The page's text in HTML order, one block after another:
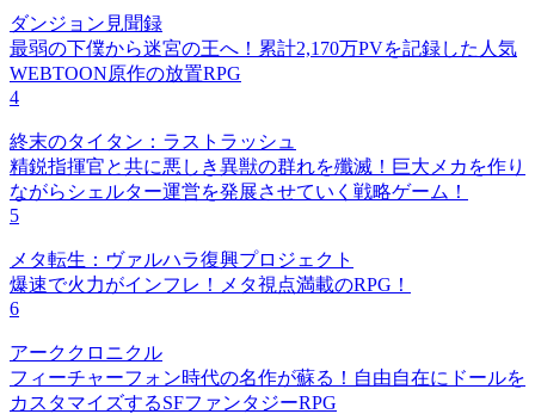
ダンジョン見聞録
最弱の下僕から迷宮の王へ！累計2,170万PVを記録した人気
WEBTOON原作の放置RPG
4
終末のタイタン：ラストラッシュ
精鋭指揮官と共に悪しき異獣の群れを殲滅！巨大メカを作り
ながらシェルター運営を発展させていく戦略ゲーム！
5
メタ転生：ヴァルハラ復興プロジェクト
爆速で火力がインフレ！メタ視点満載のRPG！
6
アーククロニクル
フィーチャーフォン時代の名作が蘇る！自由自在にドールを
カスタマイズするSFファンタジーRPG